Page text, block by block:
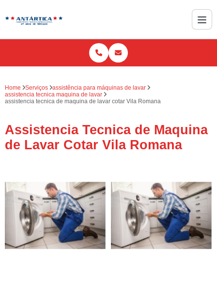
Home Serviços
assistência para máquinas de lavar
assistencia tecnica maquina de lavar
assistencia tecnica de maquina de lavar cotar Vila Romana
Assistencia Tecnica de Maquina
de Lavar Cotar Vila Romana